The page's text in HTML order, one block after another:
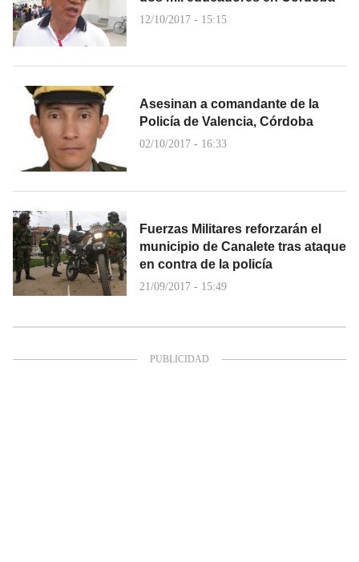
12/10/2017 - 15:15
Asesinan a comandante de la
Policía de Valencia, Córdoba
02/10/2017 - 16:33
Fuerzas Militares reforzarán el
municipio de Canalete tras ataque
en contra de la policía
21/09/2017 - 15:49